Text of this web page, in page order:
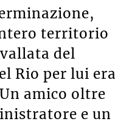
territorio
del
Rio per lui era
amico oltre
e un